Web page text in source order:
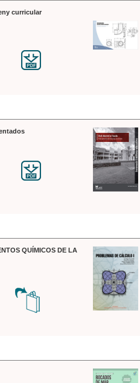
curricular
QUÍMICOS DE LA